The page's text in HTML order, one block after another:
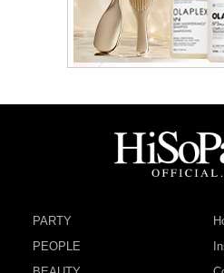
PARTY
PEOPLE